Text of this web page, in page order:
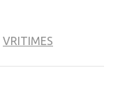
VRITIMES